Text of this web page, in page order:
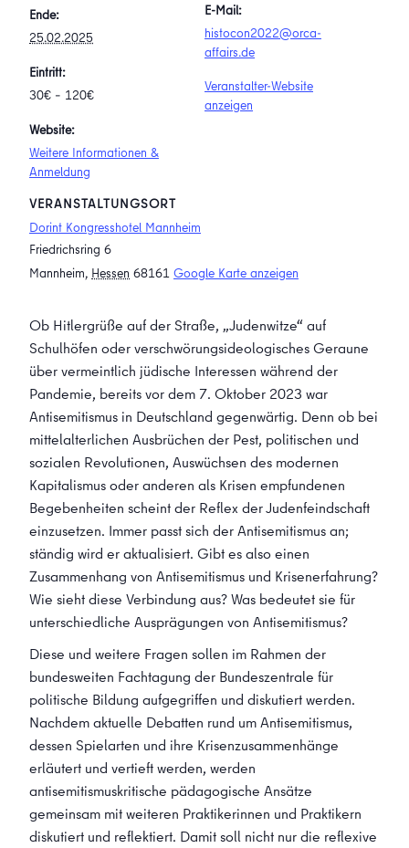
Ende:
25.02.2025
Eintritt:
30€ – 120€
Website:
Weitere Informationen &
Anmeldung
VERANSTALTUNGSORT
Dorint Kongresshotel Mannheim
Friedrichsring 6
Mannheim, Hessen 68161 Google Karte anzeigen
E-Mail:
histocon2022@orca-
affairs.de
Veranstalter-Website
anzeigen
Ob Hitlergrüße auf der Straße, „Judenwitze“ auf
Schulhöfen oder verschwörungsideologisches Geraune
über vermeintlich jüdische Interessen während der
Pandemie, bereits vor dem 7. Oktober 2023 war
Antisemitismus in Deutschland gegenwärtig. Denn ob bei
mittelalterlichen Ausbrüchen der Pest, politischen und
sozialen Revolutionen, Auswüchsen des modernen
Kapitalismus oder anderen als Krisen empfundenen
Begebenheiten scheint der Reflex der Judenfeindschaft
einzusetzen. Immer passt sich der Antisemitismus an;
ständig wird er aktualisiert. Gibt es also einen
Zusammenhang von Antisemitismus und Krisenerfahrung?
Wie sieht diese Verbindung aus? Was bedeutet sie für
unterschiedliche Ausprägungen von Antisemitismus?
Diese und weitere Fragen sollen im Rahmen der
bundesweiten Fachtagung der Bundeszentrale für
politische Bildung aufgegriffen und diskutiert werden.
Nachdem aktuelle Debatten rund um Antisemitismus,
dessen Spielarten und ihre Krisenzusammenhänge
erläutert und vertieft werden, werden
antisemitismuskritische pädagogische Ansätze
gemeinsam mit weiteren Praktikerinnen und Praktikern
diskutiert und reflektiert. Damit soll nicht nur die reflexive